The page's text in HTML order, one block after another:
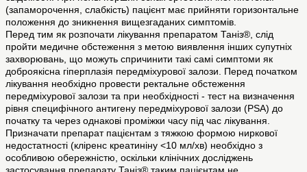
(запаморочення, слабкість) пацієнт має прийняти горизонтальне
положення до зникнення вищезгаданих симптомів.
Перед тим як розпочати лікування препаратом Таніз®, слід
пройти медичне обстеження з метою виявлення інших супутніх
захворювань, що можуть спричинити такі самі симптоми як
доброякісна гіперплазія передміхурової залози. Перед початком
лікування необхідно провести ректальне обстеження
передміхурової залози та при необхідності - тест на визначення
рівня специфічного антигену передміхурової залози (PSA) до
початку та через однакові проміжки часу під час лікування.
Призначати препарат пацієнтам з тяжкою формою ниркової
недостатності (кліренс креатиніну <10 мл/хв) необхідно з
особливою обережністю, оскільки клінічних досліджень